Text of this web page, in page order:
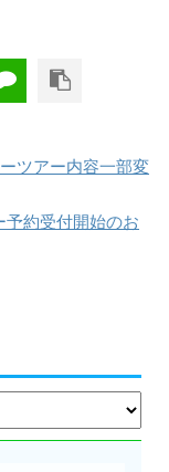
ツアー内容一部変
予約受付開始のお